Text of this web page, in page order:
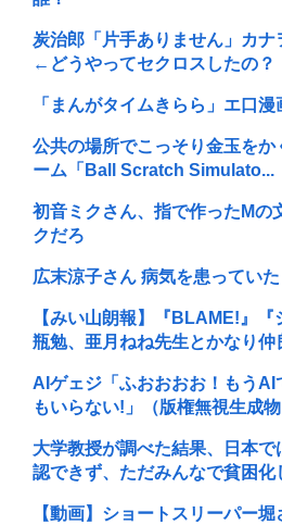
炭治郎「片手ありません」カナ
←どうやってセクロスしたの？
「まんがタイムきらら」エ口
公共の場所でこっそり金玉を
ーム「Ball Scratch Simulato...
初音ミクさん、指で作ったMの
クだろ
広末涼子さん 病気を患っていた
【みい山朗報】『BLAME!』
瓶勉、亜月ねね先生とかなり仲
AIゲェジ「ふおおおお！もう
もいらない!」（版権無視生成
大学教授が調べた結果、日本
認できず、ただみんなで貧困化
【動画】ショートスリーパー